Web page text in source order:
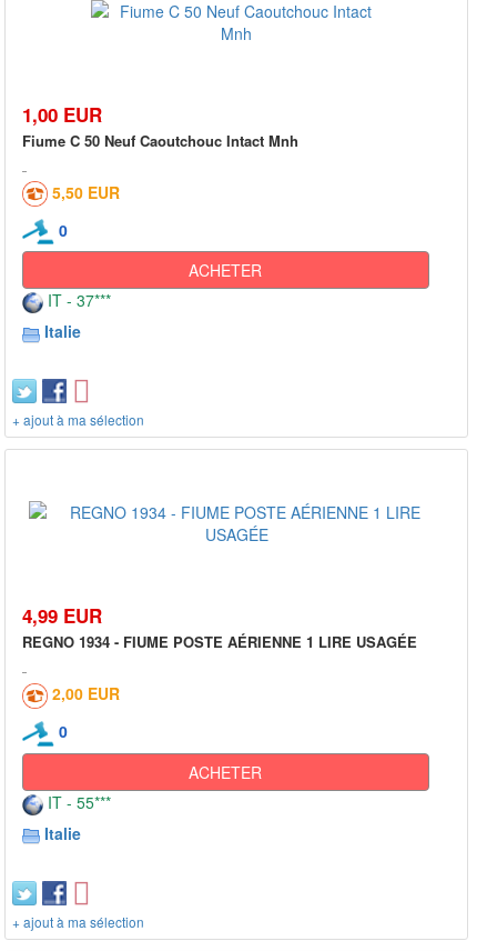
1,00 EUR
Fiume C 50 Neuf Caoutchouc Intact Mnh
5,50 EUR
0
ACHETER
IT - 37***
Italie
+ ajout à ma sélection
4,99 EUR
REGNO 1934 - FIUME POSTE AÉRIENNE 1 LIRE USAGÉE
2,00 EUR
0
ACHETER
IT - 55***
Italie
+ ajout à ma sélection